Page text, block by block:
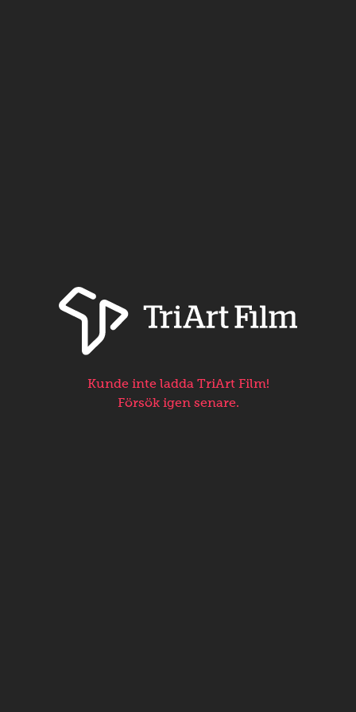
Kunde inte ladda TriArt Film!
Försök igen senare.